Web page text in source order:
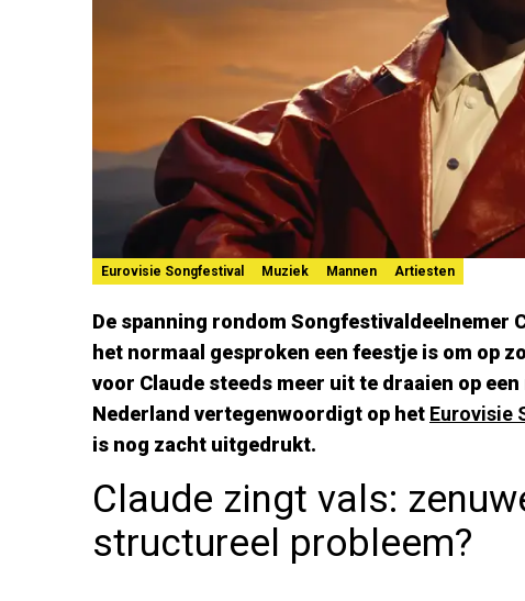
Eurovisie Songfestival Muziek Mannen Artiesten
De spanning rondom Songfestivaldeelnemer
het normaal gesproken een feestje is om op
voor Claude steeds meer uit te draaien op
Nederland vertegenwoordigt op het Eurovisie
is nog zacht uitgedrukt.
Claude zingt vals:
structureel probleem?